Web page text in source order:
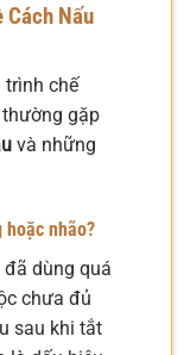
Cách Nấu
chế
gặp
và những
nhão?
dùng quá
chưa đủ
sau khi tắt